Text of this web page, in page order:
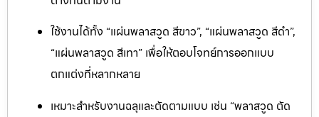
ใช้งานได้ทั้ง “แผ่นพลาสวูด สีขาว”, “แผ่นพลาสวูด สีดำ”,
“แผ่นพลาสวูด สีเทา” เพื่อให้ตอบโจทย์การออกแบบ
ตกแต่งที่หลากหลาย
เหมาะสำหรับงานฉลุและตัดตามแบบ เช่น “พลาสวูด ตัด